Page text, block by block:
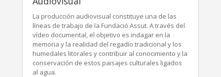
La producción audiovisual constituye una de las
líneas de trabajo de la Fundació Assut. A través del
vídeo documental, el objetivo es indagar en la
memoria y la realidad del regadío tradicional y los
humedales litorales y contribuir al conocimiento y la
conservación de estos paisajes culturales ligados
al agua.